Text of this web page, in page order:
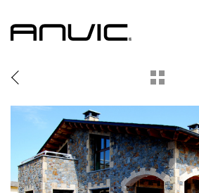
Tornar
als